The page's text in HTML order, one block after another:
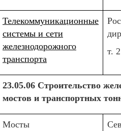
Телекоммуникационные
системы и сети
железнодорожного
транспорта
т.
23.05.06 Строительство
мостов и транспортных
Мосты